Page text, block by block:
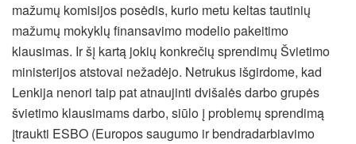
mažumų komisijos posėdis, kurio metu keltas tautinių
mažumų mokyklų finansavimo modelio pakeitimo
klausimas. Ir šį kartą jokių konkrečių sprendimų Švietimo
ministerijos atstovai nežadėjo. Netrukus išgirdome, kad
Lenkija nenori taip pat atnaujinti dvišalės darbo grupės
švietimo klausimams darbo, siūlo į problemų sprendimą
įtraukti ESBO (Europos saugumo ir bendradarbiavimo